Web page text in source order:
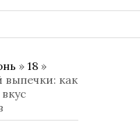
» 18 »
выпечки: как